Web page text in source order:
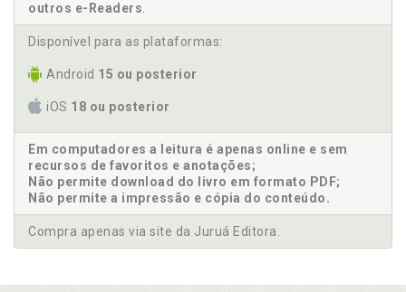
outros e-Readers
Disponível para as plataformas:
Android 15 ou posterior
iOS 18 ou posterior
Em computadores a leitura é apenas online e sem
recursos de favoritos e anotações;
Não permite download do livro em formato PDF;
Não permite a impressão e cópia do conteúdo.
Compra apenas via site da Juruá Editora.